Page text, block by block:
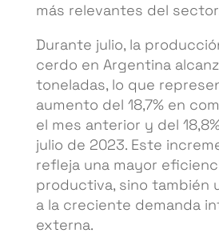
más relevantes del
Durante julio, la
cerdo en Argentina
toneladas, lo que
aumento del 18,7% en
el mes anterior y del
julio de 2023. Este
refleja una mayor
productiva, sino también
a la creciente demanda
externa.